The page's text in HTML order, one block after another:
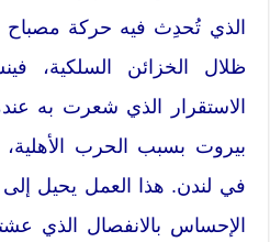
الذي تُحدِث فيه حركة مصباح
ظلال الخزائن السلكية،
الاستقرار الذي شعرت به
بيروت بسبب الحرب
في لندن. هذا العمل يحيل إلى
الإحساس بالانفصال الذي